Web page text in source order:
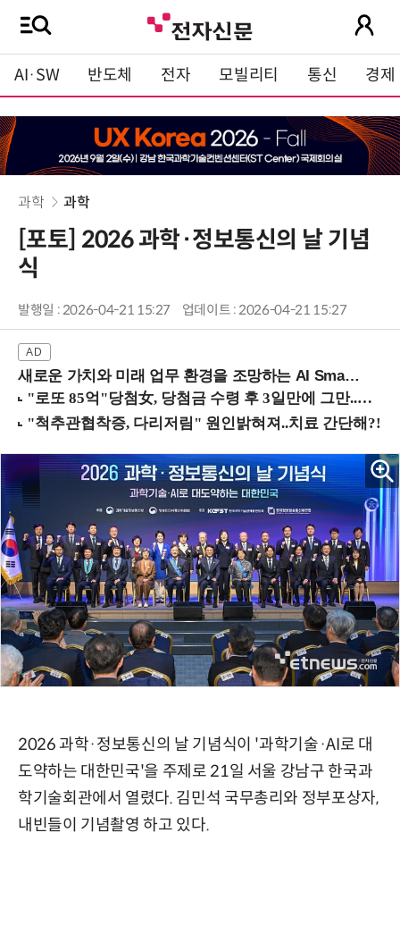
AI·SW 반도체 전자 모빌리티 통신 경제
과학 과학
[포토] 2026 과학·정보통신의 날 기념
식
발행일 : 2026-04-21 15:27 업데이트 : 2026-04-21 15:27
새로운 가치와 미래 업무 환경을 조망하는 AI Smart Work Summit 2026 (9/11 코엑스)
2026 과학·정보통신의 날 기념식이 '과학기술·AI로 대
도약하는 대한민국'을 주제로 21일 서울 강남구 한국과
학기술회관에서 열렸다. 김민석 국무총리와 정부포상자,
내빈들이 기념촬영 하고 있다.